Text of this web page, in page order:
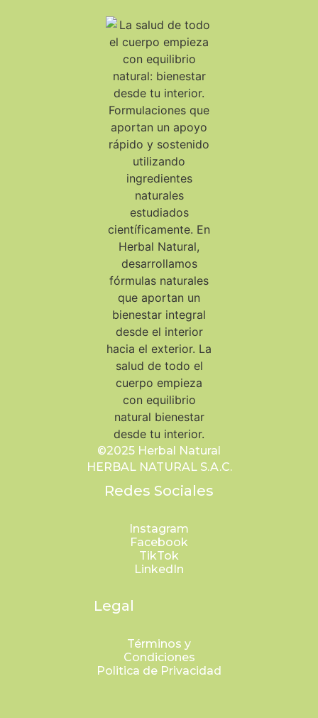
©2025 Herbal Natural
HERBAL NATURAL S.A.C.
Redes Sociales
Instagram
Facebook
TikTok
LinkedIn
Legal
Términos y
Condiciones
Politica de Privacidad